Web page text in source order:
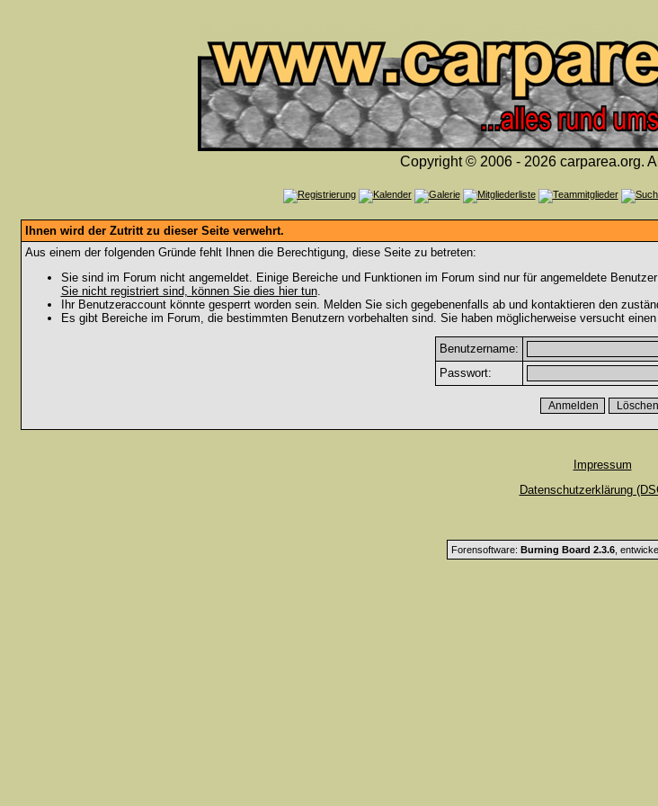
Copyright © 2006 - 2026 carparea.org.
Ihnen wird der Zutritt zu dieser Seite verwehrt.
Aus einem der folgenden Gründe fehlt Ihnen die Berechtigung, diese Seite zu betreten:
Sie sind im Forum nicht angemeldet. Einige Bereiche und Funktionen im Forum sind nur für angemeldete
Sie nicht registriert sind, können Sie dies hier tun.
Ihr Benutzeraccount könnte gesperrt worden sein. Melden Sie sich gegebenenfalls ab und kontaktieren den
Es gibt Bereiche im Forum, die bestimmten Benutzern vorbehalten sind. Sie haben möglicherweise versucht
Benutzername:
Passwort:
Impressum
Datenschutzerklärung
Forensoftware: Burning Board 2.3.6,